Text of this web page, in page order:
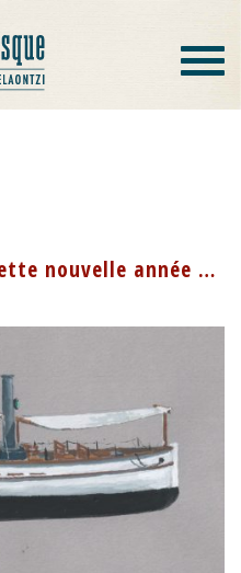
Toggle
nouvelle année …